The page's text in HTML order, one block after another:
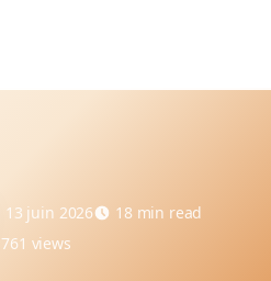
13 juin 2026 18 min read
761 views